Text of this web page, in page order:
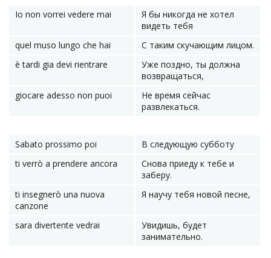
Io non vorrei vedere mai
Я бы никогда не хотел
видеть тебя
quel muso lungo che hai
С таким скучающим лицом.
è tardi giа devi rientrare
Уже поздно, ты должна
возвращаться,
giocare adesso non puoi
Не время сейчас
развлекаться.
Sabato prossimo poi
В следующую субботу
ti verrò a prendere ancora
Снова приеду к тебе и
заберу.
ti insegnerò una nuova
canzone
Я научу тебя новой песне,
sara divertente vedrai
Увидишь, будет
занимательно.